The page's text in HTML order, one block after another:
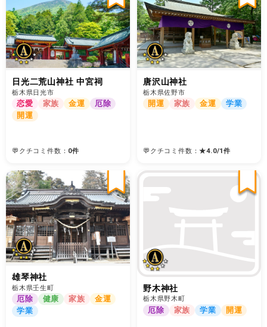
日光二荒山神社 中宮祠
栃木県日光市
恋愛 家族 金運
厄除
開運
💬クチコミ件数： 0件
唐沢山神社
栃木県佐野市
開運 家族 金運 学業
💬クチコミ件数：★4.0/1件
雄琴神社
栃木県壬生町
厄除 健康 家族
金運
学業
野木神社
栃木県野木町
厄除 家族 学業 開運